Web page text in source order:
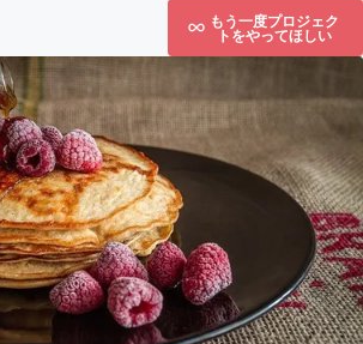
もう一度プロジェク
トをやってほしい